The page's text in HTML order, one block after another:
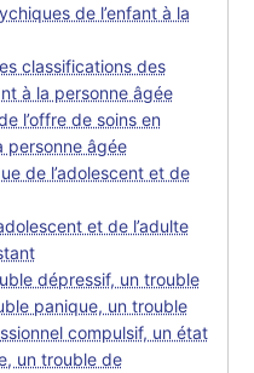
de l’enfant à la
classifications des
à la personne âgée
l’offre de soins en
personne âgée
de l’adolescent et de
et de l’adulte
dépressif, un trouble
panique, un trouble
compulsif, un état
un trouble de